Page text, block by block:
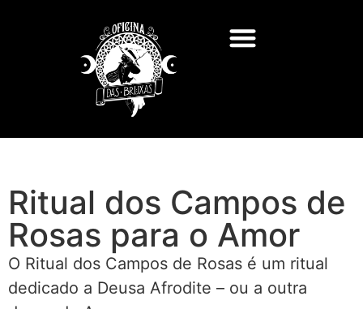
Ritual dos Campos de
Rosas para o Amor
O Ritual dos Campos de Rosas é um ritual
dedicado a Deusa Afrodite – ou a outra